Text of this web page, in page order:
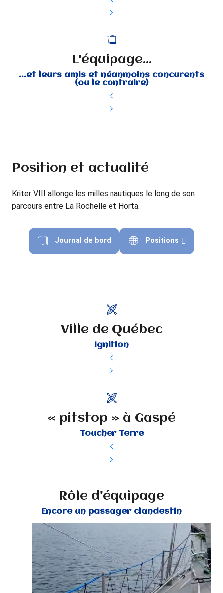
L'équipage...
...et leurs amis et néanmoins concurents
(ou le contraire)
Position et actualité
Kriter VIII allonge les milles nautiques le long de son
parcours entre La Rochelle et Horta.
Journal de bord Positions
Ville de Québec
Ignition
« pitstop » à Gaspé
Toucher Terre
Rôle d'équipage
Encore un passager clandestin